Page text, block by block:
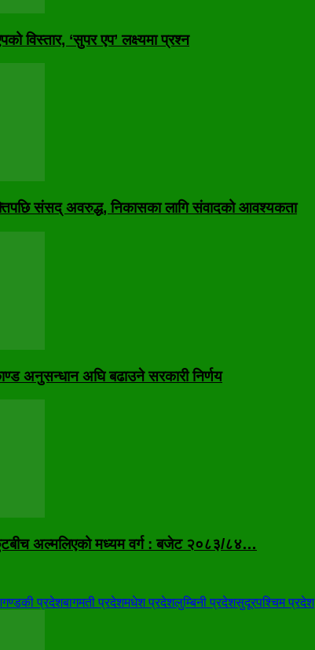
विस्तार, ‘सुपर एप’ लक्ष्यमा प्रश्न
संसद् अवरुद्ध, निकासका लागि संवादको आवश्यकता
अनुसन्धान अघि बढाउने सरकारी निर्णय
अल्मलिएको मध्यम वर्ग : बजेट २०८३/८४…
गण्डकी प्रदेशबागमती प्रदेशमधेश प्रदेशलुम्बिनी प्रदेशसुदूरपश्चिम प्रदेश